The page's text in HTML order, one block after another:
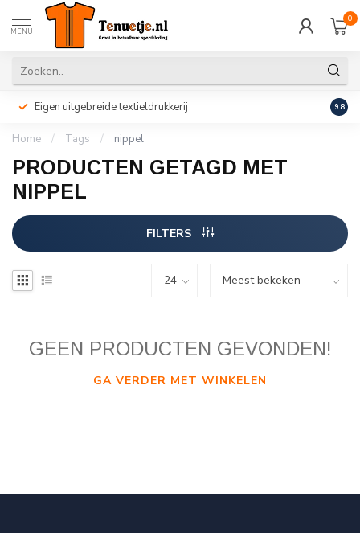
MENU
0
Eigen uitgebreide textieldrukkerij 9.8
Home / Tags / nippel
PRODUCTEN GETAGD MET
NIPPEL
FILTERS
GEEN PRODUCTEN GEVONDEN!
GA VERDER MET WINKELEN